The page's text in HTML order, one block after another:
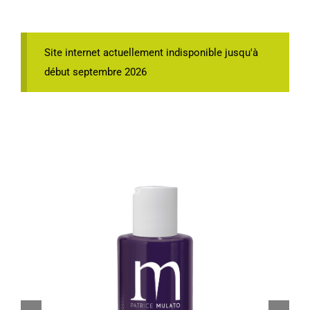
Site internet actuellement indisponible jusqu'à
début septembre 2026